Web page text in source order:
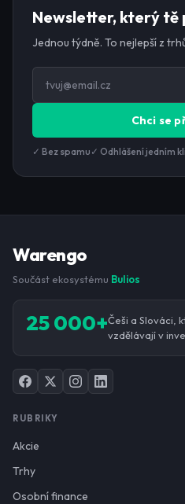
Newsletter, který tě
Jednou týdně. To nejlepší z
Chci se
✓ Bez spamu ✓ Odhlášení jedním
Warengo
Součást ekosystému Bulios
25 000+Češi a Slováci,
vzdělávají v
RUBRIKY
Akcie
Trhy
Osobní finance